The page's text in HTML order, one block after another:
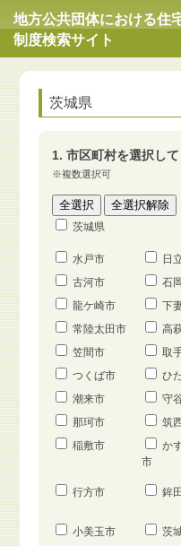
地方公共団体における住
制度検索サイト
茨城県
1. 市区町村を選択して
※複数選択可
茨城県
水戸市 日
古河市
石
龍ケ崎市
下
常陸太田市
高
笠間市
取
つくば市
ひ
潮来市
守
那珂市
筑
稲敷市
か
市
行方市
鉾
小美玉市
茨